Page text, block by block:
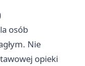
osób
Nie
opieki